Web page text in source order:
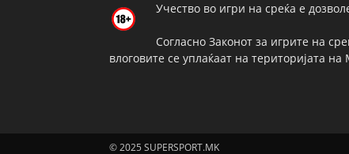
Учество во игри на среќа е
Согласно Законот за игрите на
влоговите се уплаќаат на територијата на
© 2025 SUPERSPORT.MK